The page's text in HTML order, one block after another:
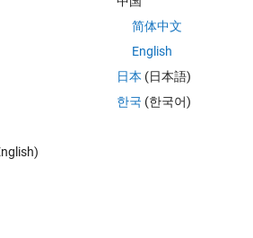
le 23 Août 2022
简体中文
English
日本 (日本語)
한국 (한국어)